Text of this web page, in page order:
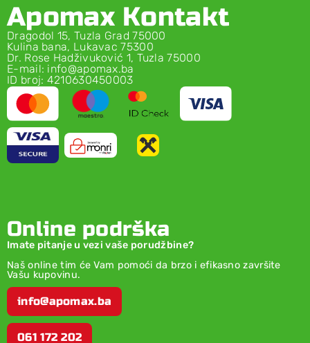
Apomax Kontakt
Dragodol 15, Tuzla Grad 75000
Kulina bana, Lukavac 75300
Dr. Rose Hadživuković 1, Tuzla 75000
E-mail: info@apomax.ba
ID broj: 4210630450003
Online podrška
Imate pitanje u vezi vaše porudžbine?
Naš online tim će Vam pomoći da brzo i efikasno završite
Vašu kupovinu.
info@apomax.ba
061 172 202